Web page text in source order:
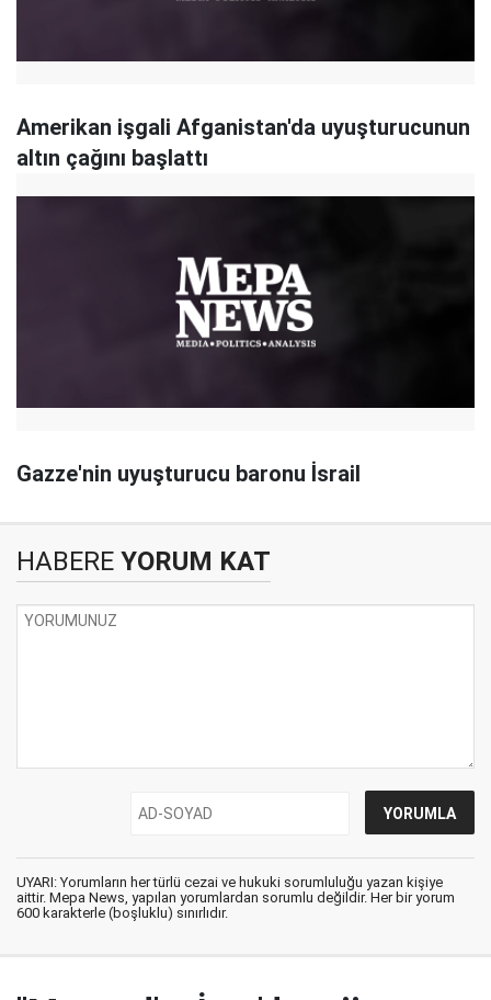
Amerikan işgali Afganistan'da uyuşturucunun
altın çağını başlattı
Gazze'nin uyuşturucu baronu İsrail
HABERE YORUM KAT
UYARI: Yorumların her türlü cezai ve hukuki sorumluluğu yazan kişiye
aittir. Mepa News, yapılan yorumlardan sorumlu değildir. Her bir yorum
600 karakterle (boşluklu) sınırlıdır.